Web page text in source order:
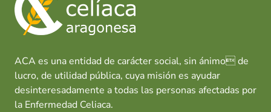
k p
ACA es una entidad de carácter social, sin ánimo de
lucro, de utilidad pública, cuya misión es ayudar
desinteresadamente a todas las personas afectadas por
la Enfermedad Celiaca.